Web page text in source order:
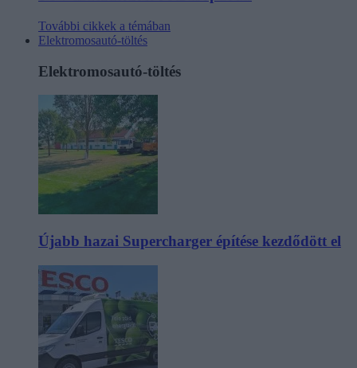
További cikkek a témában
Elektromosautó-töltés
Elektromosautó-töltés
Újabb hazai Supercharger építése kezdődött el